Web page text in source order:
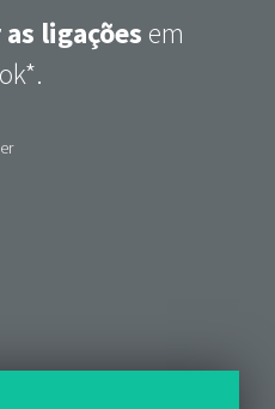
ligações em